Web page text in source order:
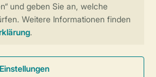
Deiner Privatsphäre